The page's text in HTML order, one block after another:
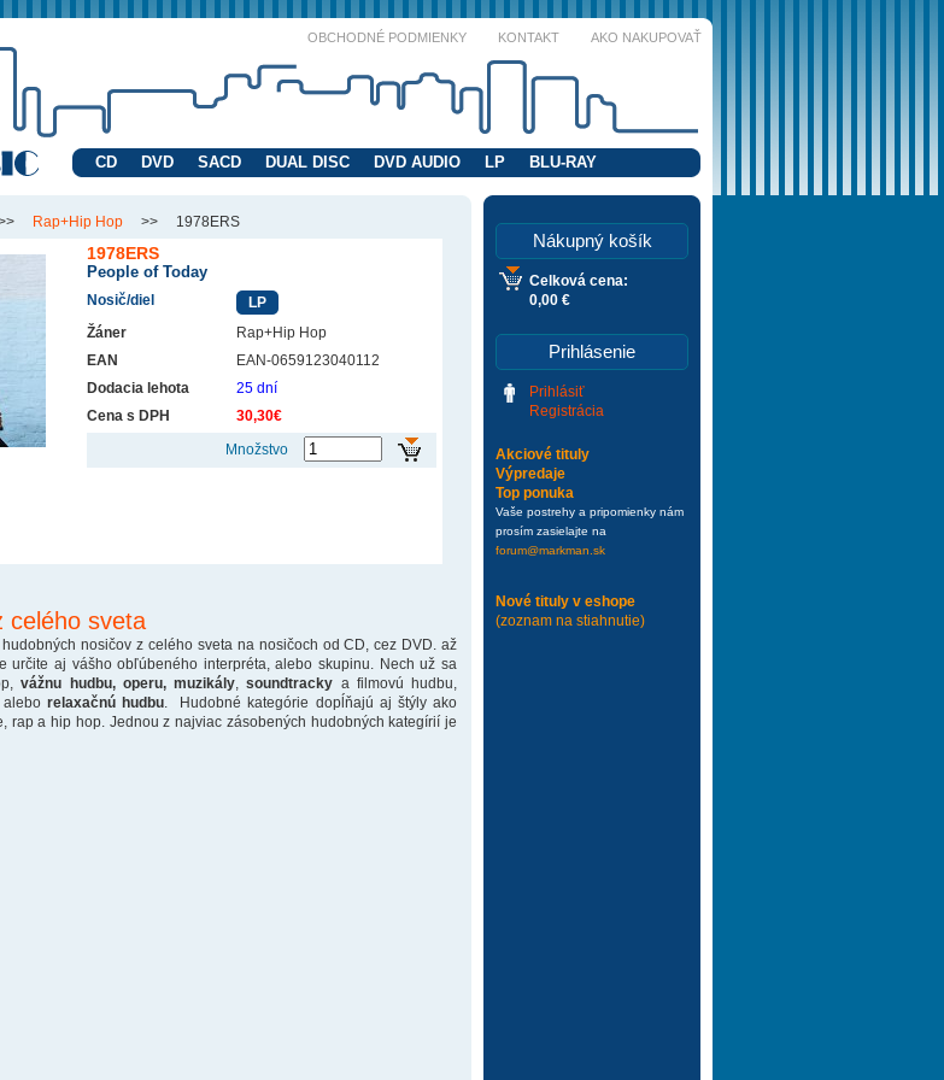
OBCHODNÉ PODMIENKY KONTAKT AKO NAKUPOVAŤ
CD DVD SACD DUAL DISC DVD AUDIO LP BLU-RAY
Rap+Hip Hop >> 1978ERS
1978ERS
People of Today
Nosič/diel
LP
Žáner
Rap+Hip Hop
EAN
EAN-0659123040112
Dodacia lehota
25 dní
Cena s DPH
30,30€
Množstvo
celého sveta
nosičov z celého sveta na nosičoch od CD, cez DVD. až
určite aj vášho obľúbeného interpréta, alebo skupinu. Nech už sa
vážnu hudbu, operu, muzikály ,soundtracky a filmovú hudbu,
, alebo relaxačnú hudbu. Hudobné kategórie dopĺňajú aj štýly ako
rap a hip hop. Jednou z najviac zásobených hudobných kategírií je
Nákupný košík
Celková cena:
0,00 €
Prihlásenie
Prihlásiť
Registrácia
Akciové tituly
Výpredaje
Top ponuka
Vaše postrehy a pripomienky nám
prosím zasielajte na
forum@markman.sk
Nové tituly v eshope
(zoznam na stiahnutie)